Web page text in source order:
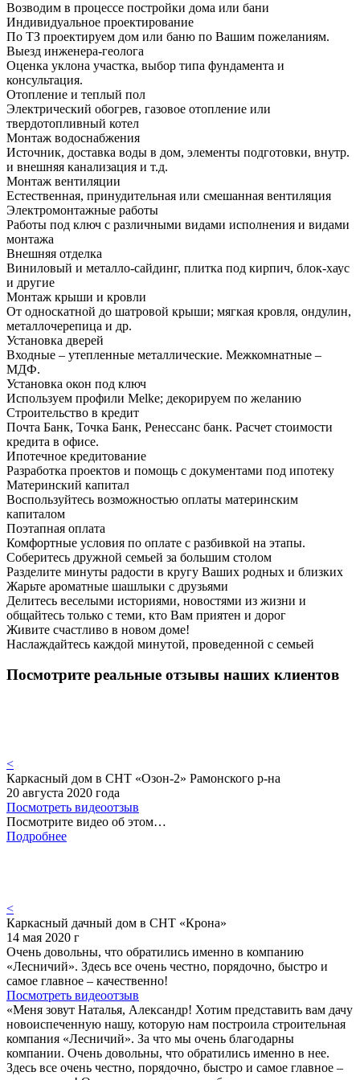
Возводим в процессе постройки дома или бани
Индивидуальное проектирование
По ТЗ проектируем дом или баню по Вашим пожеланиям.
Выезд инженера-геолога
Оценка уклона участка, выбор типа фундамента и
консультация.
Отопление и теплый пол
Электрический обогрев, газовое отопление или
твердотопливный котел
Монтаж водоснабжения
Источник, доставка воды в дом, элементы подготовки, внутр.
и внешняя канализация и т.д.
Монтаж вентиляции
Естественная, принудительная или смешанная вентиляция
Электромонтажные работы
Работы под ключ с различными видами исполнения и видами
монтажа
Внешняя отделка
Виниловый и металло-сайдинг, плитка под кирпич, блок-хаус
и другие
Монтаж крыши и кровли
От односкатной до шатровой крыши; мягкая кровля, ондулин,
металлочерепица и др.
Установка дверей
Входные – утепленные металлические. Межкомнатные –
МДФ.
Установка окон под ключ
Используем профили Melke; декорируем по желанию
Строительство в кредит
Почта Банк, Точка Банк, Ренессанс банк. Расчет стоимости
кредита в офисе.
Ипотечное кредитование
Разработка проектов и помощь с документами под ипотеку
Материнский капитал
Воспользуйтесь возможностью оплаты материнским
капиталом
Поэтапная оплата
Комфортные условия по оплате с разбивкой на этапы.
Соберитесь дружной семьей за большим столом
Разделите минуты радости в кругу Ваших родных и близких
Жарьте ароматные шашлыки с друзьями
Делитесь веселыми историями, новостями из жизни и
общайтесь только с теми, кто Вам приятен и дорог
Живите счастливо в новом доме!
Наслаждайтесь каждой минутой, проведенной с семьей
Посмотрите реальные отзывы наших клиентов
<
Каркасный дом в СНТ «Озон-2» Рамонского р-на
20 августа 2020 года
Посмотреть видеоотзыв
Посмотрите видео об этом…
Подробнее
<
Каркасный дачный дом в СНТ «Крона»
14 мая 2020 г
Очень довольны, что обратились именно в компанию
«Лесничий». Здесь все очень честно, порядочно, быстро и
самое главное – качественно!
Посмотреть видеоотзыв
«Меня зовут Наталья, Александр! Хотим представить вам дачу
новоиспеченную нашу, которую нам построила строительная
компания «Лесничий». За что мы очень благодарны
компании. Очень довольны, что обратились именно в нее.
Здесь все очень честно, порядочно, быстро и самое главное –